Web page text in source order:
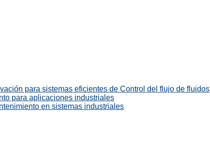
para sistemas eficientes de Control del flujo de fluidos
para aplicaciones industriales
en sistemas industriales